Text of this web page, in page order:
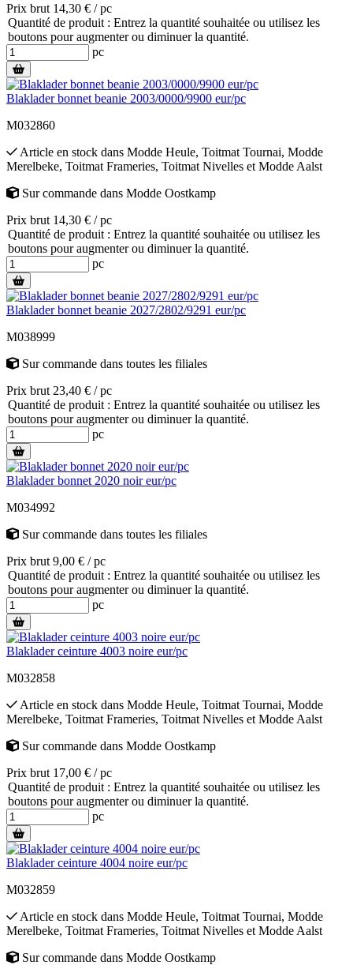
Prix brut 14,30 € / pc
Quantité de produit : Entrez la quantité souhaitée ou utilisez les
boutons pour augmenter ou diminuer la quantité.
pc
Blaklader bonnet beanie 2003/0000/9900 eur/pc
M032860
Article en stock dans Modde Heule, Toitmat Tournai, Modde
Merelbeke, Toitmat Frameries, Toitmat Nivelles et Modde Aalst
Sur commande dans Modde Oostkamp
Prix brut 14,30 € / pc
Quantité de produit : Entrez la quantité souhaitée ou utilisez les
boutons pour augmenter ou diminuer la quantité.
pc
Blaklader bonnet beanie 2027/2802/9291 eur/pc
M038999
Sur commande dans toutes les filiales
Prix brut 23,40 € / pc
Quantité de produit : Entrez la quantité souhaitée ou utilisez les
boutons pour augmenter ou diminuer la quantité.
pc
Blaklader bonnet 2020 noir eur/pc
M034992
Sur commande dans toutes les filiales
Prix brut 9,00 € / pc
Quantité de produit : Entrez la quantité souhaitée ou utilisez les
boutons pour augmenter ou diminuer la quantité.
pc
Blaklader ceinture 4003 noire eur/pc
M032858
Article en stock dans Modde Heule, Toitmat Tournai, Modde
Merelbeke, Toitmat Frameries, Toitmat Nivelles et Modde Aalst
Sur commande dans Modde Oostkamp
Prix brut 17,00 € / pc
Quantité de produit : Entrez la quantité souhaitée ou utilisez les
boutons pour augmenter ou diminuer la quantité.
pc
Blaklader ceinture 4004 noire eur/pc
M032859
Article en stock dans Modde Heule, Toitmat Tournai, Modde
Merelbeke, Toitmat Frameries, Toitmat Nivelles et Modde Aalst
Sur commande dans Modde Oostkamp